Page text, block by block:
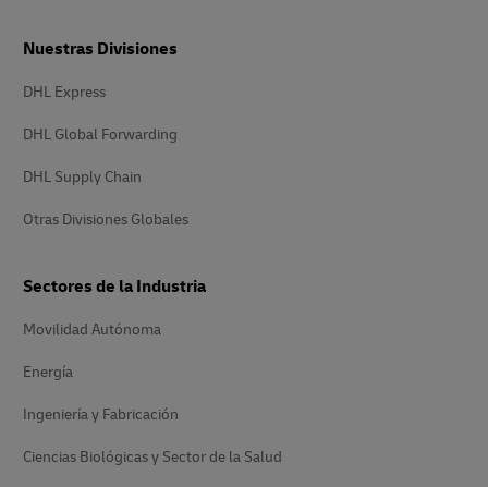
Nuestras Divisiones
DHL Express
DHL Global Forwarding
DHL Supply Chain
Otras Divisiones Globales
Sectores de la Industria
Movilidad Autónoma
Energía
Ingeniería y Fabricación
Ciencias Biológicas y Sector de la Salud